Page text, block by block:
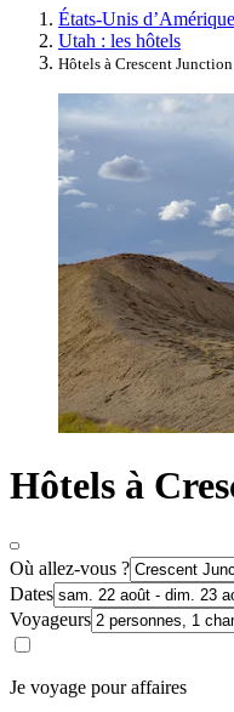
États-Unis
Utah : les hôtels
Hôtels à Crescent Junction
Hôtels à
Où allez-vous ?
Dates
Voyageurs
Je voyage pour affaires